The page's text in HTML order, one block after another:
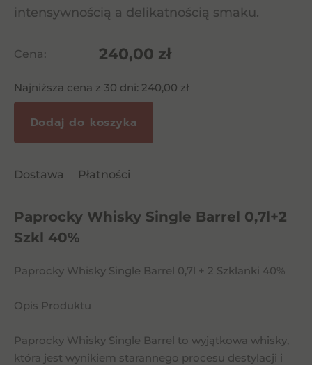
intensywnością a delikatnością smaku.
Cena: 240,00 zł
Najniższa cena z 30 dni: 240,00 zł
Dodaj do koszyka
Dostawa Płatności
Paprocky Whisky Single Barrel 0,7l+2
Szkl 40%
Paprocky Whisky Single Barrel 0,7l + 2 Szklanki 40%
Opis Produktu
Paprocky Whisky Single Barrel to wyjątkowa whisky,
która jest wynikiem starannego procesu destylacji i